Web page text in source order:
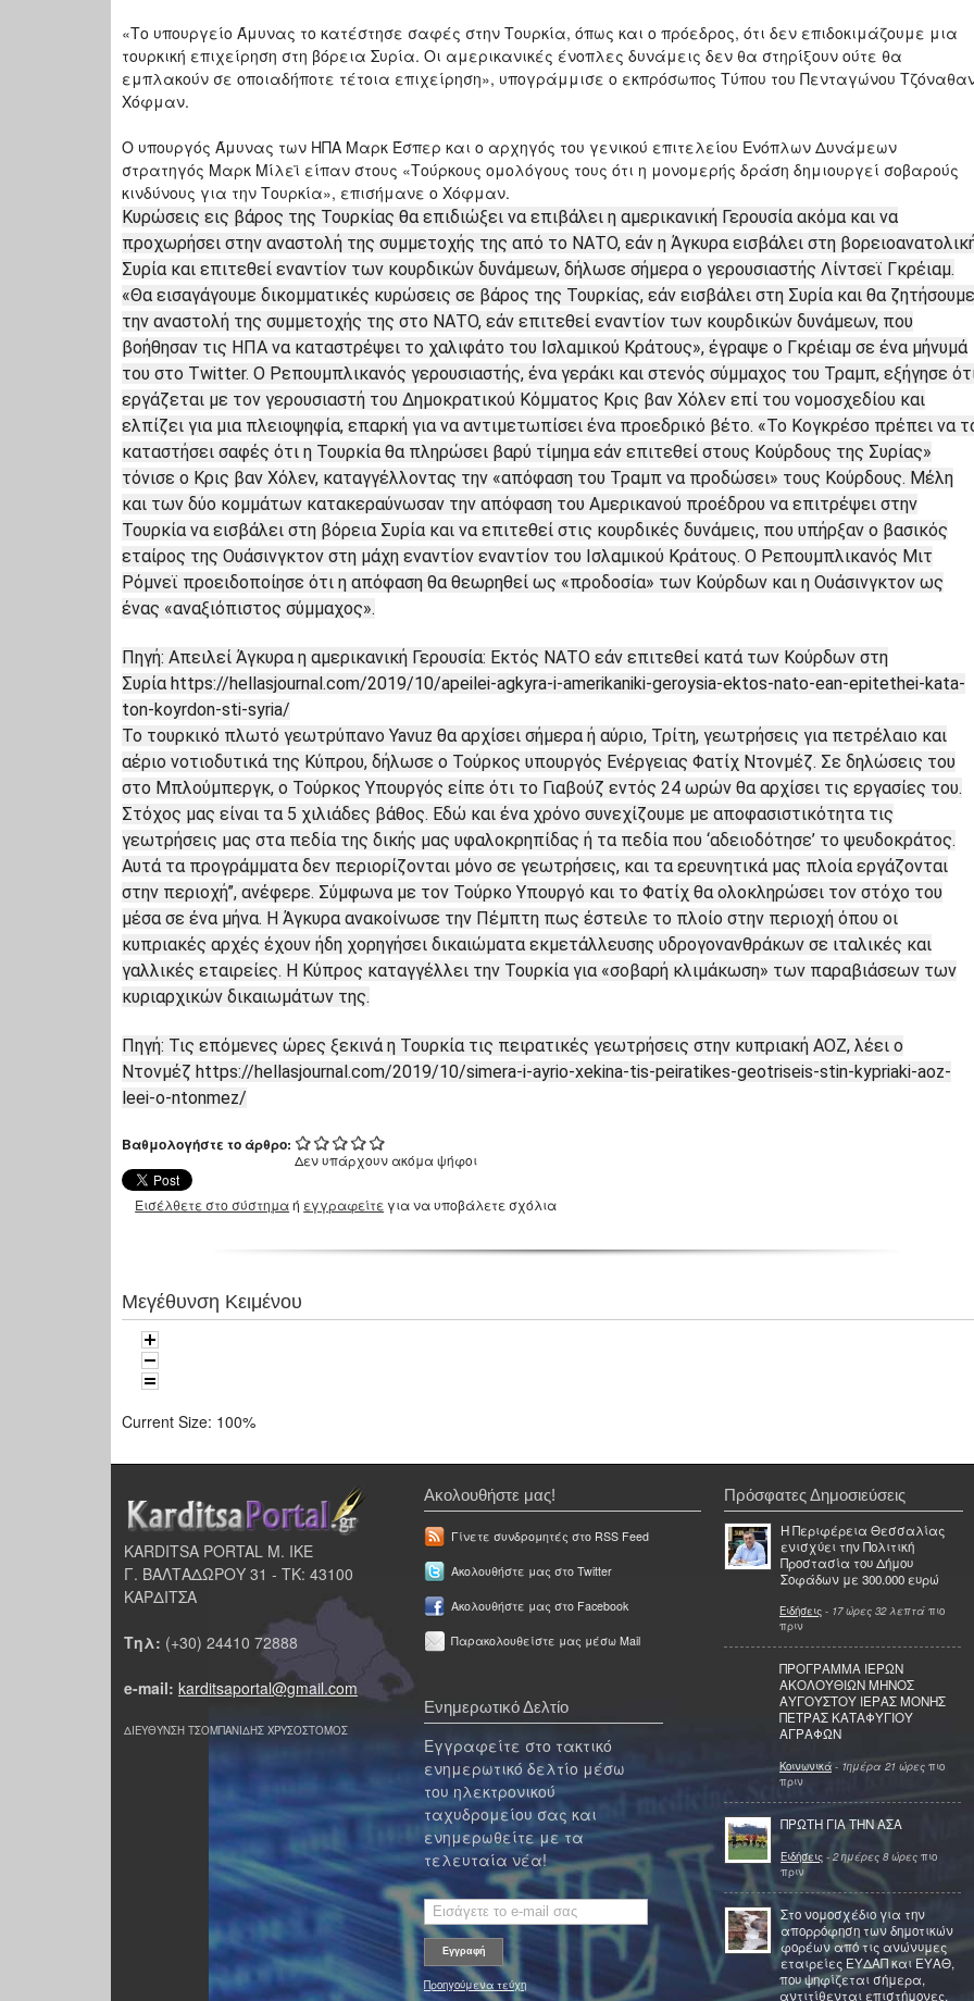
«Το υπουργείο Άμυνας το κατέστησε σαφές στην Τουρκία, όπως και ο πρόεδρος, ότι δεν επιδοκιμάζουμε μια
τουρκική επιχείρηση στη βόρεια Συρία. Οι αμερικανικές ένοπλες δυνάμεις δεν θα στηρίξουν ούτε θα
εμπλακούν σε οποιαδήποτε τέτοια επιχείρηση», υπογράμμισε ο εκπρόσωπος Τύπου του Πενταγώνου
Χόφμαν.
Ο υπουργός Άμυνας των ΗΠΑ Μαρκ Έσπερ και ο αρχηγός του γενικού επιτελείου Ενόπλων Δυνάμεων
στρατηγός Μαρκ Μίλεϊ είπαν στους «Τούρκους ομολόγους τους ότι η μονομερής δράση δημιουργεί σοβαρούς
κινδύνους για την Τουρκία», επισήμανε ο Χόφμαν.
Κυρώσεις εις βάρος της Τουρκίας θα επιδιώξει να επιβάλει η αμερικανική Γερουσία ακόμα και να
προχωρήσει στην αναστολή της συμμετοχής της από το ΝΑΤΟ, εάν η Άγκυρα εισβάλει στη
Συρία και επιτεθεί εναντίον των κουρδικών δυνάμεων, δήλωσε σήμερα ο γερουσιαστής Λίντσεϊ Γκρέιαμ.
«Θα εισαγάγουμε δικομματικές κυρώσεις σε βάρος της Τουρκίας, εάν εισβάλει στη Συρία και θα ζητήσουμε
την αναστολή της συμμετοχής της στο ΝΑΤΟ, εάν επιτεθεί εναντίον των κουρδικών δυνάμεων, που
βοήθησαν τις ΗΠΑ να καταστρέψει το χαλιφάτο του Ισλαμικού Κράτους», έγραψε ο Γκρέιαμ σε ένα μήνυμά
του στο Twitter. Ο Ρεπουμπλικανός γερουσιαστής, ένα γεράκι και στενός σύμμαχος του Τραμπ, εξήγησε
εργάζεται με τον γερουσιαστή του Δημοκρατικού Κόμματος Κρις βαν Χόλεν επί του νομοσχεδίου και
ελπίζει για μια πλειοψηφία, επαρκή για να αντιμετωπίσει ένα προεδρικό βέτο. «Το Κογκρέσο πρέπει να
καταστήσει σαφές ότι η Τουρκία θα πληρώσει βαρύ τίμημα εάν επιτεθεί στους Κούρδους της Συρίας»
τόνισε ο Κρις βαν Χόλεν, καταγγέλλοντας την «απόφαση του Τραμπ να προδώσει» τους Κούρδους. Μέλη
και των δύο κομμάτων κατακεραύνωσαν την απόφαση του Αμερικανού προέδρου να επιτρέψει στην
Τουρκία να εισβάλει στη βόρεια Συρία και να επιτεθεί στις κουρδικές δυνάμεις, που υπήρξαν ο βασικός
εταίρος της Ουάσινγκτον στη μάχη εναντίον εναντίον του Ισλαμικού Κράτους. Ο Ρεπουμπλικανός Μιτ
Ρόμνεϊ προειδοποίησε ότι η απόφαση θα θεωρηθεί ως «προδοσία» των Κούρδων και η Ουάσινγκτον ως
ένας «αναξιόπιστος σύμμαχος».
Πηγή: Απειλεί Άγκυρα η αμερικανική Γερουσία: Εκτός ΝΑΤΟ εάν επιτεθεί κατά των Κούρδων στη
Συρία https://hellasjournal.com/2019/10/apeilei-agkyra-i-amerikaniki-geroysia-ektos-nato-ean-epitethei-kata-
ton-koyrdon-sti-syria/
Το τουρκικό πλωτό γεωτρύπανο Yavuz θα αρχίσει σήμερα ή αύριο, Τρίτη, γεωτρήσεις για πετρέλαιο και
αέριο νοτιοδυτικά της Κύπρου, δήλωσε ο Τούρκος υπουργός Ενέργειας Φατίχ Ντονμέζ. Σε δηλώσεις του
στο Μπλούμπεργκ, ο Τούρκος Υπουργός είπε ότι το Γιαβούζ εντός 24 ωρών θα αρχίσει τις εργασίες του.
Στόχος μας είναι τα 5 χιλιάδες βάθος. Εδώ και ένα χρόνο συνεχίζουμε με αποφασιστικότητα τις
γεωτρήσεις μας στα πεδία της δικής μας υφαλοκρηπίδας ή τα πεδία που ‘αδειοδότησε’ το ψευδοκράτος.
Αυτά τα προγράμματα δεν περιορίζονται μόνο σε γεωτρήσεις, και τα ερευνητικά μας πλοία εργάζονται
στην περιοχή”, ανέφερε. Σύμφωνα με τον Τούρκο Υπουργό και το Φατίχ θα ολοκληρώσει τον στόχο του
μέσα σε ένα μήνα. Η Άγκυρα ανακοίνωσε την Πέμπτη πως έστειλε το πλοίο στην περιοχή όπου οι
κυπριακές αρχές έχουν ήδη χορηγήσει δικαιώματα εκμετάλλευσης υδρογονανθράκων σε ιταλικές και
γαλλικές εταιρείες. Η Κύπρος καταγγέλλει την Τουρκία για «σοβαρή κλιμάκωση» των παραβιάσεων των
κυριαρχικών δικαιωμάτων της.
Πηγή: Τις επόμενες ώρες ξεκινά η Τουρκία τις πειρατικές γεωτρήσεις στην κυπριακή ΑΟΖ, λέει ο
Ντονμέζ https://hellasjournal.com/2019/10/simera-i-ayrio-xekina-tis-peiratikes-geotriseis-stin-kypriaki-aoz-
leei-o-ntonmez/
Βαθμολογήστε το άρθρο:
Δεν υπάρχουν ακόμα ψήφοι
Εισέλθετε στο σύστημαή εγγραφείτε για να υποβάλετε σχόλια
Μεγέθυνση Κειμένου
Current Size: 100%
KARDITSA PORTAL Μ. ΙΚΕ
Γ. ΒΑΛΤΑΔΩΡΟΥ 31 - ΤΚ: 43100
ΚΑΡΔΙΤΣΑ
Τηλ: (+30) 24410 72888
e-mail: karditsaportal@gmail.com
ΔΙΕΥΘΥΝΣΗ ΤΣΟΜΠΑΝΙΔΗΣ ΧΡΥΣΟΣΤΟΜΟΣ
Ακολουθήστε μας!
Γίνετε συνδρομητές στο RSS Feed
Ακολουθήστε μας στο Twitter
Ακολουθήστε μας στο Facebook
Παρακολουθείστε μας μέσω Mail
Ενημερωτικό Δελτίο
Εγγραφείτε στο τακτικό
ενημερωτικό δελτίο μέσω
του ηλεκτρονικού
ταχυδρομείου σας και
ενημερωθείτε με τα
τελευταία νέα!
Προηγούμενα τεύχη
Πρόσφατες Δημοσιεύσεις
Η Περιφέρεια Θεσσαλίας
ενισχύει την Πολιτική
Προστασία του Δήμου
Σοφάδων με 300.000 ευρώ
Ειδήσεις - 17 ώρες 32 λεπτά πιο
πριν
ΠΡΟΓΡΑΜΜΑ ΙΕΡΩΝ
ΑΚΟΛΟΥΘΙΩΝ ΜΗΝΟΣ
ΑΥΓΟΥΣΤΟΥ ΙΕΡΑΣ ΜΟΝΗΣ
ΠΕΤΡΑΣ ΚΑΤΑΦΥΓΙΟΥ
ΑΓΡΑΦΩΝ
Κοινωνικά - 1ημέρα 21 ώρες πιο
πριν
ΠΡΩΤΗ ΓΙΑ ΤΗΝ ΑΣΑ
Ειδήσεις - 2 ημέρες 8 ώρες πιο
πριν
Στο νομοσχέδιο για την
απορρόφηση των δημοτικών
φορέων από τις ανώνυμες
εταιρείες ΕΥΔΑΠ και ΕΥΑΘ,
που ψηφίζεται σήμερα,
αντιτίθενται επιστήμονες,